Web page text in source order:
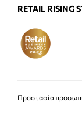
RETAIL RISING
Προστασία